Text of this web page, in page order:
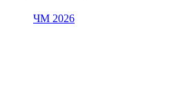
ЧМ 2026